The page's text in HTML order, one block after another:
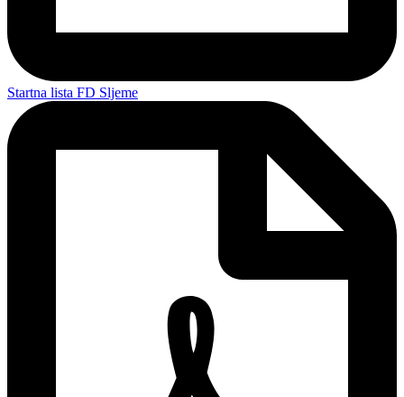
Startna lista FD Sljeme